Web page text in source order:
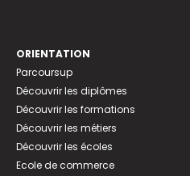
ORIENTATION
Parcoursup
Découvrir les diplômes
Découvrir les formations
Découvrir les métiers
Découvrir les écoles
Ecole de commerce